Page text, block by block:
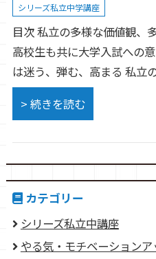
シリーズ私立中学講座
目次 私立の多様な価値観、
高校生も共に大学入試への
は迷う、弾む、高まる 私立
> 続きを読む
カテゴリー
シリーズ私立中講座
やる気・モチベーションア